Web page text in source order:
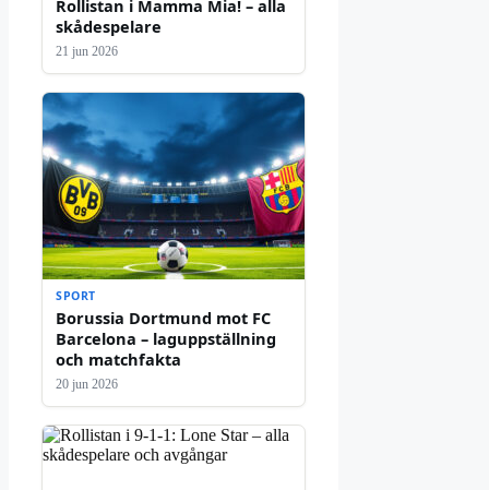
Rollistan i Mamma Mia! – alla
skådespelare
21 jun 2026
SPORT
Borussia Dortmund mot FC
Barcelona – laguppställning
och matchfakta
20 jun 2026